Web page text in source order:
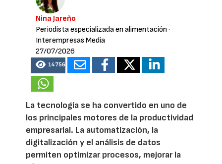
Nina Jareño
Periodista especializada en alimentación ·
Interempresas Media
27/07/2026
14756
La tecnología se ha convertido en uno de
los principales motores de la productividad
empresarial. La automatización, la
digitalización y el análisis de datos
permiten optimizar procesos, mejorar la